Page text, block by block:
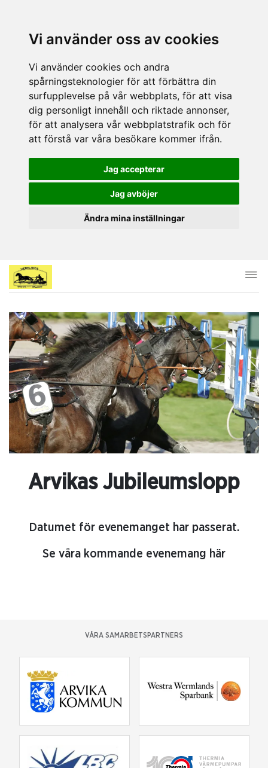
Vi använder oss av cookies
Vi använder cookies och andra
spårningsteknologier för att förbättra din
surfupplevelse på vår webbplats, för att visa
dig personligt innehåll och riktade annonser,
för att analysera vår webbplatstrafik och för
att förstå var våra besökare kommer ifrån.
Jag accepterar
Jag avböjer
Ändra mina inställningar
Arvikas Jubileumslopp
Datumet för evenemanget har passerat.
Se våra kommande evenemang här
VÅRA SAMARBETSPARTNERS